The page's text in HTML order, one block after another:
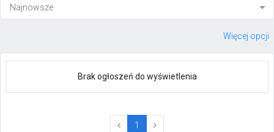
Więcej opcji
Brak ogłoszeń do wyświetlenia
1 (current)